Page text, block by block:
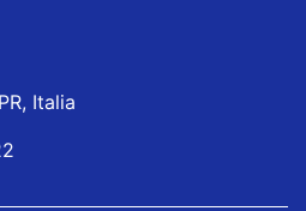
Italia